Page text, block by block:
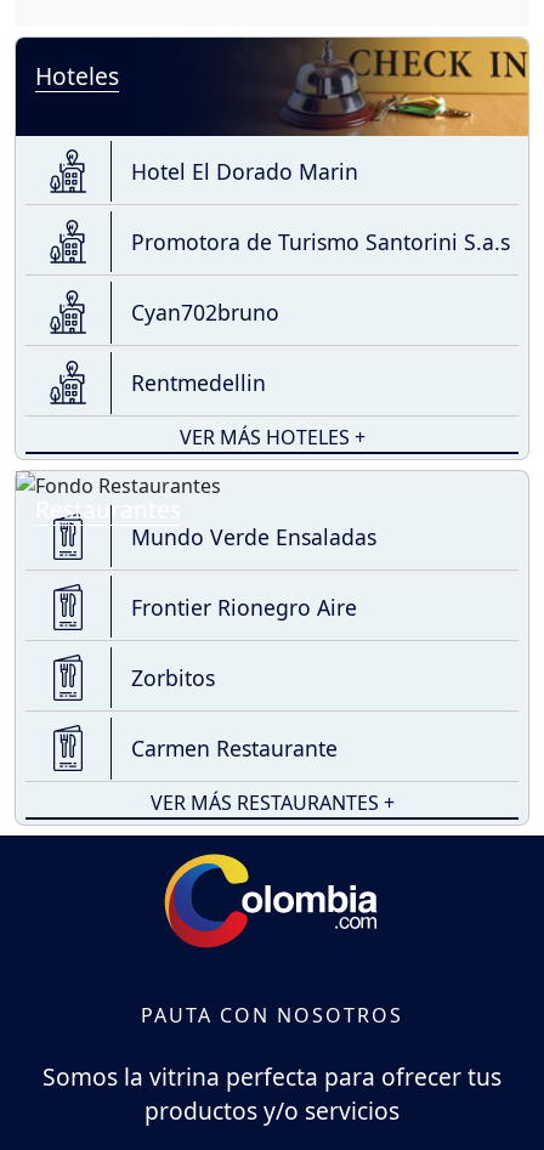
Hoteles
Hotel El Dorado Marin
Promotora de Turismo Santorini S.a.s
Cyan702bruno
Rentmedellin
VER MÁS HOTELES +
Restaurantes
Mundo Verde Ensaladas
Frontier Rionegro Aire
Zorbitos
Carmen Restaurante
VER MÁS RESTAURANTES +
PAUTA CON NOSOTROS
Somos la vitrina perfecta para ofrecer tus
productos y/o servicios